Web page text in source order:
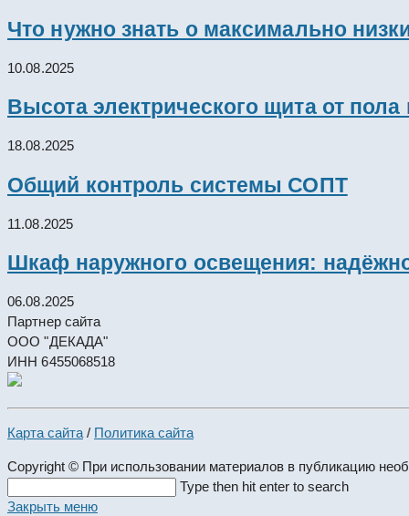
Что нужно знать о максимально
10.08.2025
Высота электрического щита от
18.08.2025
Общий контроль системы СОПТ
11.08.2025
Шкаф наружного освещения:
06.08.2025
Партнер сайта
ООО "ДЕКАДА"
ИНН 6455068518
Карта сайта / Политика сайта
Copyright © При использовании материалов в публикацию
this
Type then hit enter to search
Закрыть меню